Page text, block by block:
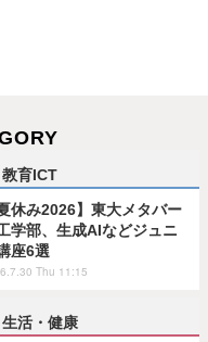
教育ICT
夏休み2026】東大メタバー
学部、生成AIなどジュニ
座6選
Thu 11:15
生活・健康